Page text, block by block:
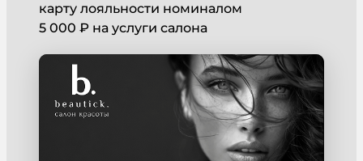
карту лояльности номиналом
5 000 ₽ на услуги салона